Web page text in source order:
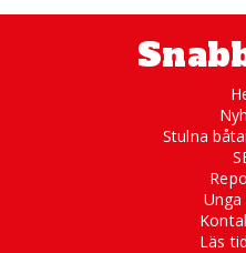
Stulna
Läs